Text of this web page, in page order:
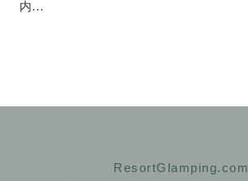
内…
ResortGlamping.com